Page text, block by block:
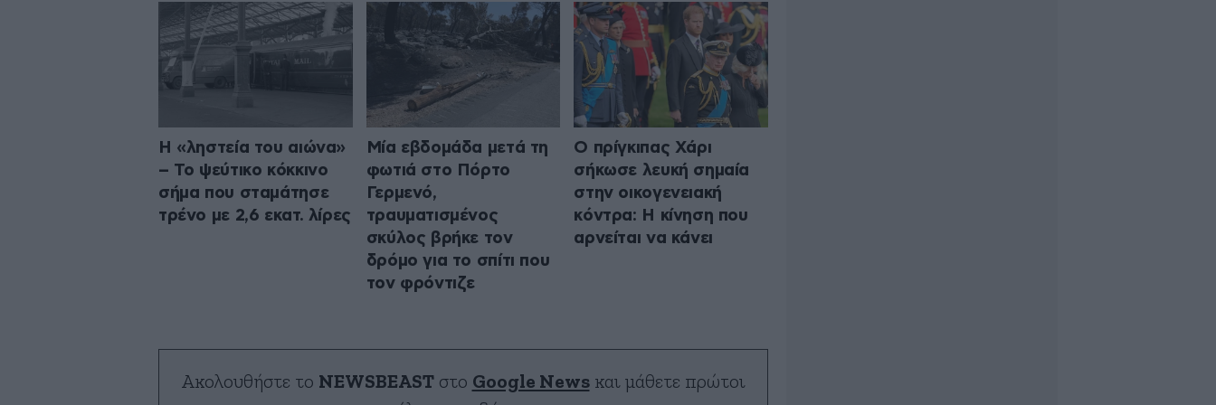
Η «ληστεία του αιώνα»
– Το ψεύτικο κόκκινο
σήμα που σταμάτησε
τρένο με 2,6 εκατ. λίρες
Μία εβδομάδα μετά τη
φωτιά στο Πόρτο
Γερμενό,
τραυματισμένος
σκύλος βρήκε τον
δρόμο για το σπίτι που
τον φρόντιζε
Ο πρίγκιπας Χάρι
σήκωσε λευκή σημαία
στην οικογενειακή
κόντρα: Η κίνηση που
αρνείται να κάνει
Ακολουθήστε το NEWSBEASTστο Google Newsκαι μάθετε πρώτοι